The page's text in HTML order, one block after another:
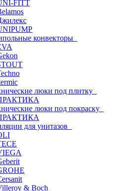
FITT
конвекторы
люки под плитку
люки под покраску
для унитазов
& Boch